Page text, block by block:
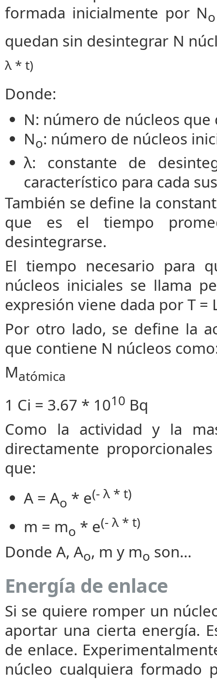
formada inicialmente por No
quedan sin desintegrar N
λ * t)
Donde:
N: número de núcleos
No: número de núcleos
λ: constante de
característico para cada
También se define la
que es el tiempo
desintegrarse.
El tiempo necesario para
núcleos iniciales se llama
expresión viene dada por T =
Por otro lado, se define la
que contiene N núcleos
Matómica
1 Ci = 3.67 * 1010 Bq
Como la actividad y la
directamente
que:
A = Ao * e(- λ * t)
m = mo * e(- λ * t)
Donde A, Ao, m y mo son…
Energía de enlace
Si se quiere romper un
aportar una cierta energía.
de enlace.
núcleo cualquiera formado